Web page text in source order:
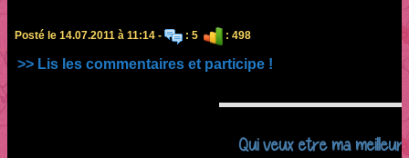
Posté le 14.07.2011 à 11:14 - : 5 : 498
>> Lis les commentaires et participe !
Qui veux etre ma meilleur